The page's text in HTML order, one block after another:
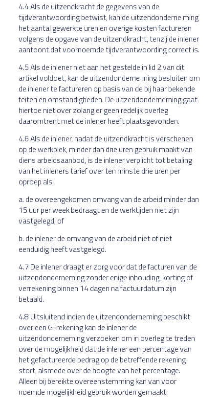
4.4 Als de uitzendkracht de gegevens van de
tijdverantwoording betwist, kan de uitzendonderne ming
het aantal gewerkte uren en overige kosten factureren
volgens de opgave van de uitzendkracht, tenzij de inlener
aantoont dat voornoemde tijdverantwoording correct is.
4.5 Als de inlener niet aan het gestelde in lid 2 van dit
artikel voldoet, kan de uitzendonderne ming besluiten om
de inlener te factureren op basis van de bij haar bekende
feiten en omstandigheden. De uitzendonderneming gaat
hiertoe niet over zolang er geen redelijk overleg
daaromtrent met de inlener heeft plaatsgevonden.
4.6 Als de inlener, nadat de uitzendkracht is verschenen
op de werkplek, minder dan drie uren gebruik maakt van
diens arbeidsaanbod, is de inlener verplicht tot betaling
van het inleners tarief over ten minste drie uren per
oproep als:
a. de overeengekomen omvang van de arbeid minder dan
15 uur per week bedraagt en de werktijden niet zijn
vastgelegd; of
b. de inlener de omvang van de arbeid niet of niet
eenduidig heeft vastgelegd.
4.7 De inlener draagt er zorg voor dat de facturen van de
uitzendonderneming zonder enige inhouding, korting of
verrekening binnen 14 dagen na factuurdatum zijn
betaald.
4.8 Uitsluitend indien de uitzendonderneming beschikt
over een G-rekening kan de inlener de
uitzendonderneming verzoeken om in overleg te treden
over de mogelijkheid dat de inlener een percentage van
het gefactureerde bedrag op de betreffende rekening
stort, alsmede over de hoogte van het percentage.
Alleen bij bereikte overeenstemming kan van voor
noemde mogelijkheid gebruik worden gemaakt.